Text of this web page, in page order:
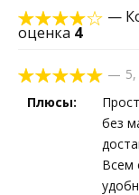
—
оценка 4
— 5,
Плюсы:
без
Всем